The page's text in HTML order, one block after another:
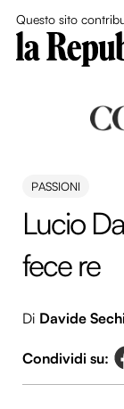
Questo sito
PASSIONI
Lucio
fece re
Di Davide Sechi